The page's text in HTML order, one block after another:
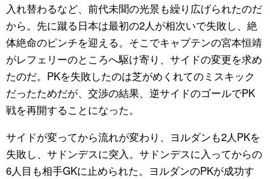
入れ替わるなど、前代未聞の光景も繰り広げられたのだ
から。先に蹴る日本は最初の2人が相次いで失敗し、絶
体絶命のピンチを迎える。そこでキャプテンの宮本恒靖
がレフェリーのところへ駆け寄り、サイドの変更を求め
たのだ。PKを失敗したのは芝がめくれてのミスキック
だったためだが、交渉の結果、逆サイドのゴールでPK
戦を再開することになった。
サイドが変ってから流れが変わり、ヨルダンも2人PKを
失敗し、サドンデスに突入。サドンデスに入ってからの
6人目も相手GKに止められた。ヨルダンのPKが成功す